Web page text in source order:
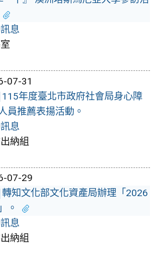
息
07-31
115年度臺北市政府社會局身心障
員推薦表揚活動。
息
納組
07-29
轉知文化部文化資產局辦理「2026
。
息
納組